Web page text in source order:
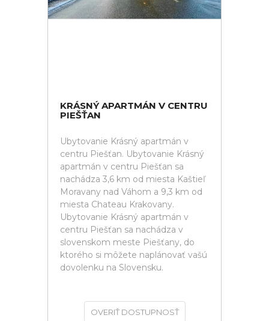
KRÁSNÝ APARTMÁN V CENTRU
PIEŠŤAN
Ubytovanie Krásný apartmán v
centru Piešťan. Ubytovanie Krásný
apartmán v centru Piešťan sa
nachádza 3,6 km od miesta Kaštieľ
Moravany nad Váhom a 9,3 km od
miesta Chateau Krakovany.
Ubytovanie Krásný apartmán v
centru Piešťan sa nachádza v
slovenskom meste Piešťany, do
ktorého si môžete naplánovať vašú
dovolenku na Slovensku.
OVERIŤ DOSTUPNOSŤ